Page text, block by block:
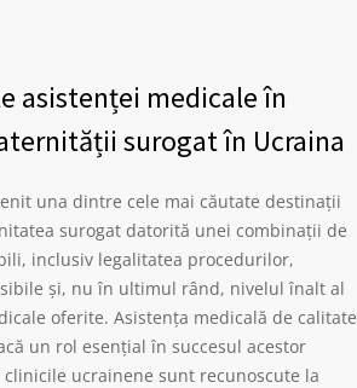
asistenței medicale în
surogat în Ucraina
una dintre cele mai căutate destinații
surogat datorită unei combinații de
inclusiv legalitatea procedurilor,
și, nu în ultimul rând, nivelul înalt al
oferite. Asistența medicală de calitate
un rol esențial în succesul acestor
ucrainene sunt recunoscute la